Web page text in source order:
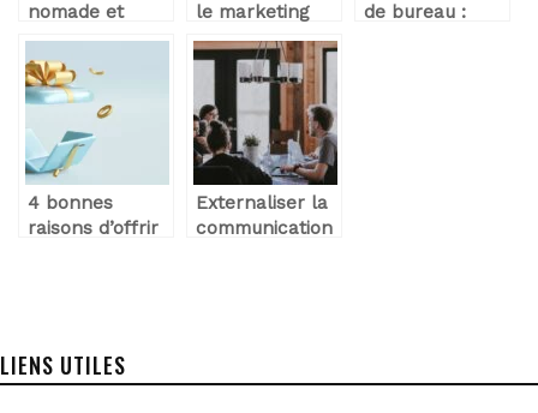
nomade et
télétravail : la
grande leçon
du coronavirus
le marketing
direct ?
de bureau :
4 bonnes
raisons d’offrir
Externaliser la
communication
LIENS UTILES